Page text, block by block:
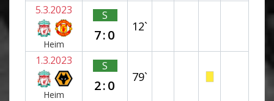
5.3.2023
Heim
S
7:0
12`
1.3.2023
Heim
S
2:0
79`